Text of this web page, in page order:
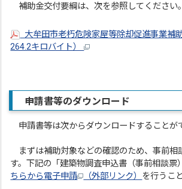
補助金交付要綱は、次を参照してください。
大牟田市老朽危険家屋等除却促進事業補
264.2キロバイト）
申請書等のダウンロード
申請書等は次からダウンロードすることが
まずは補助対象などの確認のため、事前相
す。下記の「建築物調査申込書（事前相談票
ちらから電子申請
（外部リンク） を行うこ